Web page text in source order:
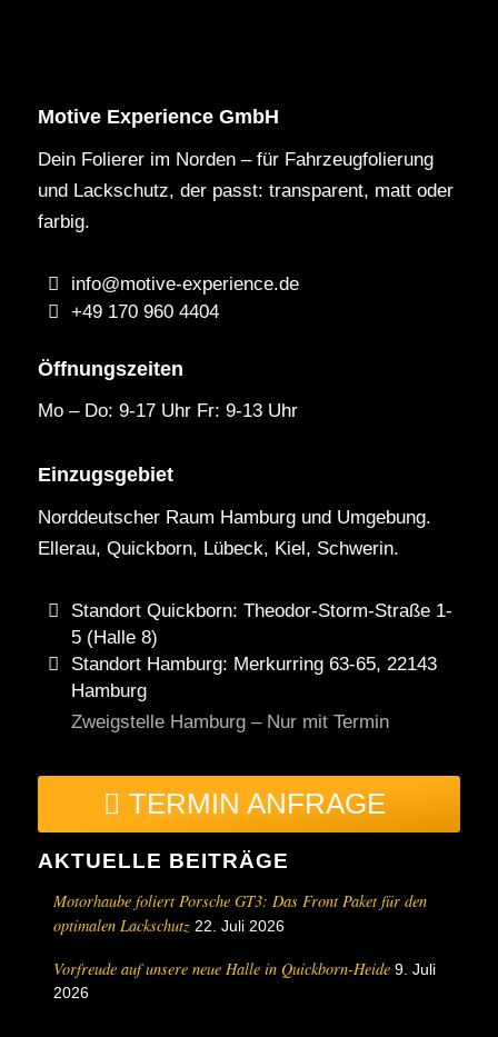
Motive Experience GmbH
Dein Folierer im Norden – für Fahrzeugfolierung
und Lackschutz, der passt: transparent, matt oder
farbig.
info@motive-experience.de
+49 170 960 4404
Öffnungszeiten
Mo – Do: 9-17 Uhr Fr: 9-13 Uhr
Einzugsgebiet
Norddeutscher Raum Hamburg und Umgebung.
Ellerau, Quickborn, Lübeck, Kiel, Schwerin.
Standort Quickborn: Theodor-Storm-Straße 1-
5 (Halle 8)
Standort Hamburg: Merkurring 63-65, 22143
Hamburg
Zweigstelle Hamburg – Nur mit Termin
TERMIN ANFRAGE
AKTUELLE BEITRÄGE
Motorhaube foliert Porsche GT3: Das Front Paket für den
optimalen Lackschutz 22. Juli 2026
Vorfreude auf unsere neue Halle in Quickborn-Heide 9. Juli
2026